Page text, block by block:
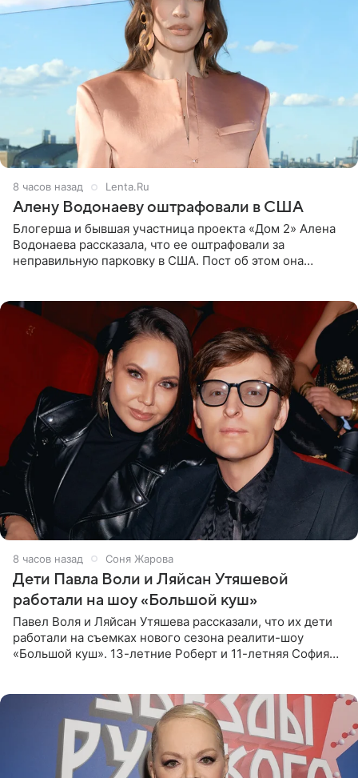
8 часов назад Lenta.Ru
Алену Водонаеву оштрафовали в США
Блогерша и бывшая участница проекта «Дом 2» Алена
Водонаева рассказала, что ее оштрафовали за
неправильную парковку в США. Пост об этом она
8 часов назад Соня Жарова
Дети Павла Воли и Ляйсан Утяшевой
работали на шоу «Большой куш»
Павел Воля и Ляйсан Утяшева рассказали, что их дети
работали на съемках нового сезона реалити-шоу
«Большой куш». 13-летние Роберт и 11-летняя София